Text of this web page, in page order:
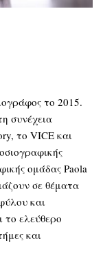
το 2015.
συνέχεια
το VICE και
ομάδας Paola
σε θέματα
και
ελεύθερο
και